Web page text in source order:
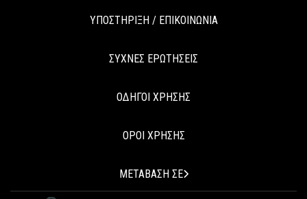
ΥΠΟΣΤΗΡΙΞΗ / ΕΠΙΚΟΙΝΩΝΙΑ
ΣΥΧΝΕΣ ΕΡΩΤΗΣΕΙΣ
ΟΔΗΓΟΙ ΧΡΗΣΗΣ
ΟΡΟΙ ΧΡΗΣΗΣ
ΜΕΤΑΒΑΣΗ ΣΕ